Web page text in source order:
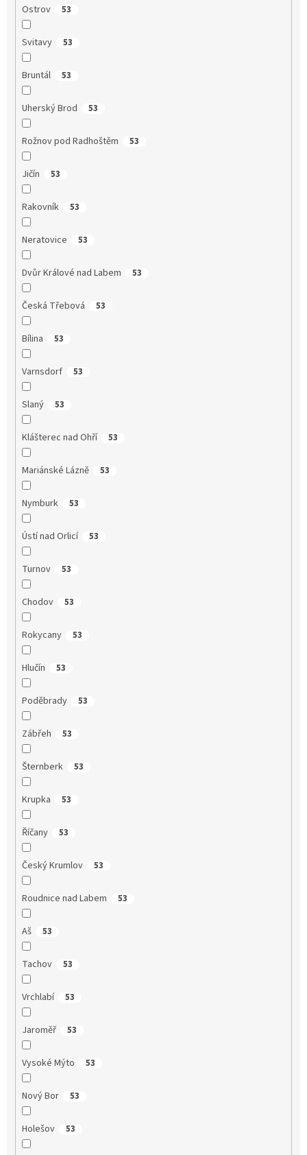
Ostrov 53
Svitavy 53
Bruntál 53
Uherský Brod 53
Rožnov pod Radhoštěm 53
Jičín 53
Rakovník 53
Neratovice 53
Dvůr Králové nad Labem 53
Česká Třebová 53
Bílina 53
Varnsdorf 53
Slaný 53
Klášterec nad Ohří 53
Mariánské Lázně 53
Nymburk 53
Ústí nad Orlicí 53
Turnov 53
Chodov 53
Rokycany 53
Hlučín 53
Poděbrady 53
Zábřeh 53
Šternberk 53
Krupka 53
Říčany 53
Český Krumlov 53
Roudnice nad Labem 53
Aš 53
Tachov 53
Vrchlabí 53
Jaroměř 53
Vysoké Mýto 53
Nový Bor 53
Holešov 53